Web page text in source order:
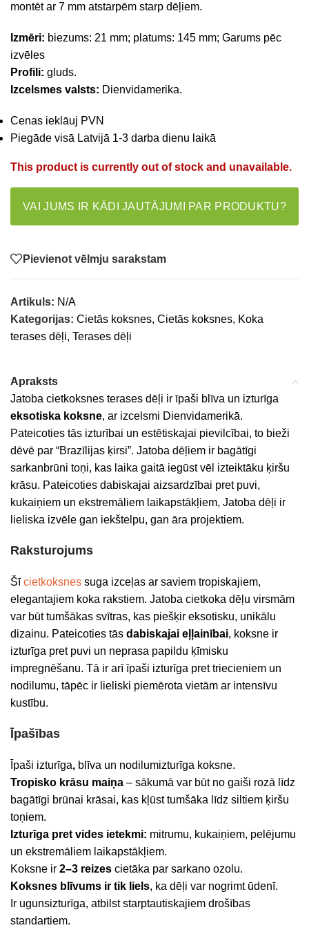
montēt ar 7 mm atstarpēm starp dēļiem.
Izmēri: biezums: 21 mm; platums: 145 mm; Garums pēc
izvēles
Profili: gluds.
Izcelsmes valsts: Dienvidamerika.
Cenas ieklāuj PVN
Piegāde visā Latvijā 1-3 darba dienu laikā
This product is currently out of stock and unavailable.
VAI JUMS IR KĀDI JAUTĀJUMI PAR PRODUKTU?
Pievienot vēlmju sarakstam
Artikuls: N/A
Kategorijas: Cietās koksnes, Cietās koksnes, Koka
terases dēļi, Terases dēļi
Apraksts
Jatoba cietkoksnes terases dēļi ir īpaši blīva un izturīga
eksotiska koksne, ar izcelsmi Dienvidamerikā.
Pateicoties tās izturībai un estētiskajai pievilcībai, to bieži
dēvē par “Brazīlijas ķirsi”. Jatoba dēļiem ir bagātīgi
sarkanbrūni toņi, kas laika gaitā iegūst vēl izteiktāku ķiršu
krāsu. Pateicoties dabiskajai aizsardzībai pret puvi,
kukaiņiem un ekstremāliem laikapstākļiem, Jatoba dēļi ir
lieliska izvēle gan iekštelpu, gan āra projektiem.
Raksturojums
Šīcietkoksnes suga izceļas ar saviem tropiskajiem,
elegantajiem koka rakstiem. Jatoba cietkoka dēļu virsmām
var būt tumšākas svītras, kas piešķir eksotisku, unikālu
dizainu. Pateicoties tās dabiskajai eļļainībai, koksne ir
izturīga pret puvi un neprasa papildu ķīmisku
impregnēšanu. Tā ir arī īpaši izturīga pret triecieniem un
nodilumu, tāpēc ir lieliski piemērota vietām ar intensīvu
kustību.
Īpašības
Īpaši izturīga, blīva un nodilumizturīga koksne.
Tropisko krāsu maiņa – sākumā var būt no gaiši rozā līdz
bagātīgi brūnai krāsai, kas kļūst tumšāka līdz siltiem ķiršu
toņiem.
Izturīga pret vides ietekmi: mitrumu, kukaiņiem, pelējumu
un ekstremāliem laikapstākļiem.
Koksne ir 2–3 reizes cietāka par sarkano ozolu.
Koksnes blīvums ir tik liels, ka dēļi var nogrimt ūdenī.
Ir ugunsizturīga, atbilst starptautiskajiem drošības
standartiem.